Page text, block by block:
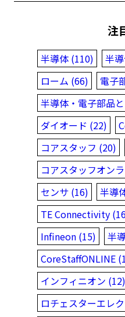
注
半導体 (110) 半
ローム (66)
電子
半導体・電子部品
ダイオード (22)
コアスタッフ (20)
コアスタッフオン
センサ (16)
半導
TE Connectivity
Infineon (15)
半
CoreStaffONLINE
インフィニオン (12)
ロチェスターエレ